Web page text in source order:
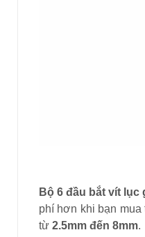
Bộ 6 đầu bắt vít lục
phí hơn khi bạn
từ 2.5mm đến 8mm.